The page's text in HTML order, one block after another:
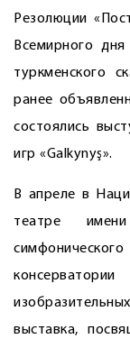
Резолюции
Всемирного
туркменского
ранее
состоялись
игр «Galkynyş».
В апреле в
театре
выставка,